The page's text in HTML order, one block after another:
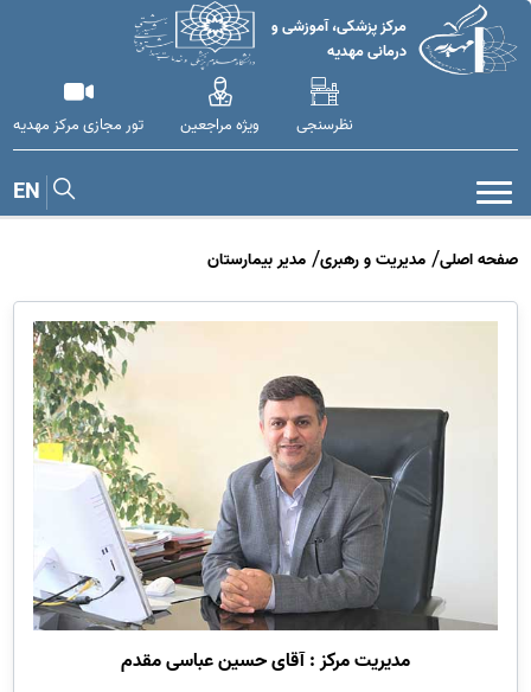
مرکز پزشکی، آموزشی و
درمانی مهدیه
نظرسنجی ویژه مراجعین تور مجازی مرکز مهدیه
EN
صفحه اصلی مدیریت و رهبری مدیر بیمارستان
مدیریتمرکز :آقای حسین عباسی مقدم